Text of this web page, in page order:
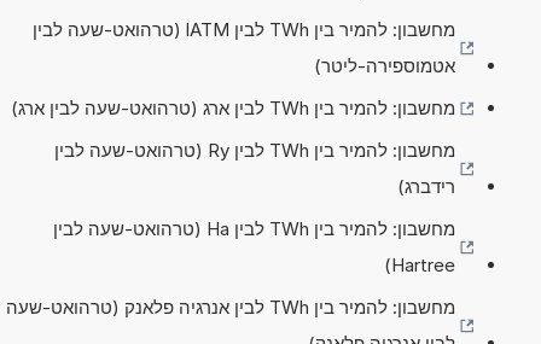
מחשבון: להמיר בין TWh לבין lATM (טרהואט-שעה לבין
אטמוספירה-ליטר)
מחשבון: להמיר בין TWh לבין ארג (טרהואט-שעה לבין ארג)
מחשבון: להמיר בין TWh לבין Ry (טרהואט-שעה לבין
רידברג)
מחשבון: להמיר בין TWh לבין Ha (טרהואט-שעה לבין
Hartree)
מחשבון: להמיר בין TWh לבין אנרגיה פלאנק (טרהואט-שעה